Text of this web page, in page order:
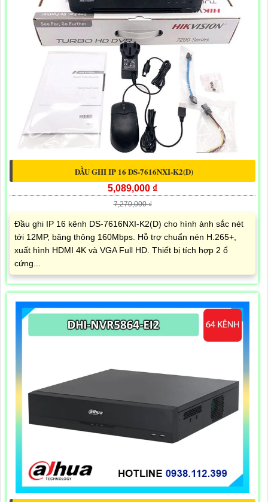
ĐẦU GHI IP 16 DS-7616NXI-K2(D)
5,089,000 ₫
7,270,000 ₫
Đầu ghi IP 16 kênh DS-7616NXI-K2(D) cho hình ảnh sắc nét
tới 12MP, băng thông 160Mbps. Hỗ trợ chuẩn nén H.265+,
xuất hình HDMI 4K và VGA Full HD. Thiết bị tích hợp 2 ổ
cứng...